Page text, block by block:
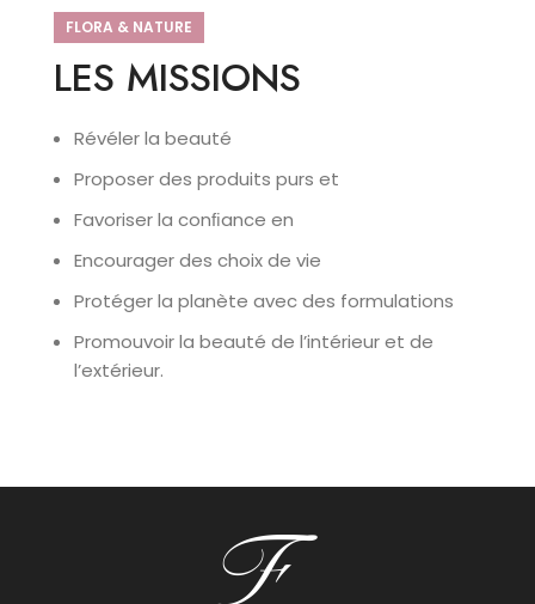
FLORA & NATURE
LES MISSIONS
Révéler la beauté
Proposer des produits purs et
Favoriser la conﬁance en
Encourager des choix de vie
Protéger la planète avec des formulations
Promouvoir la beauté de l’intérieur et de
l’extérieur.